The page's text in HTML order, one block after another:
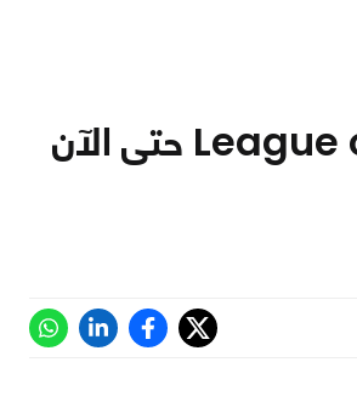
إليكم ملخص شامل لبطولة نكسوس للعبة League of Legends حتى الآن